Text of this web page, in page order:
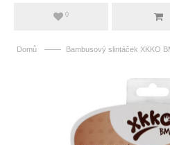
0
Domů —— Bambusový slintáček XKKO